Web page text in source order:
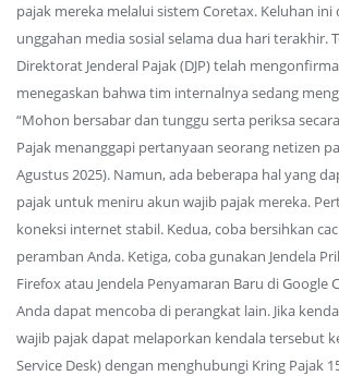
pajak mereka melalui sistem Coretax. Keluhan
unggahan media sosial selama dua hari terakhir.
Direktorat Jenderal Pajak (DJP) telah
menegaskan bahwa tim internalnya sedang
“Mohon bersabar dan tunggu serta periksa
Pajak menanggapi pertanyaan seorang netizen
Agustus 2025). Namun, ada beberapa hal yang
pajak untuk meniru akun wajib pajak mereka.
koneksi internet stabil. Kedua, coba bersihkan
peramban Anda. Ketiga, coba gunakan Jendela
Firefox atau Jendela Penyamaran Baru di Google
Anda dapat mencoba di perangkat lain. Jika
wajib pajak dapat melaporkan kendala tersebut
Service Desk) dengan menghubungi Kring Pajak